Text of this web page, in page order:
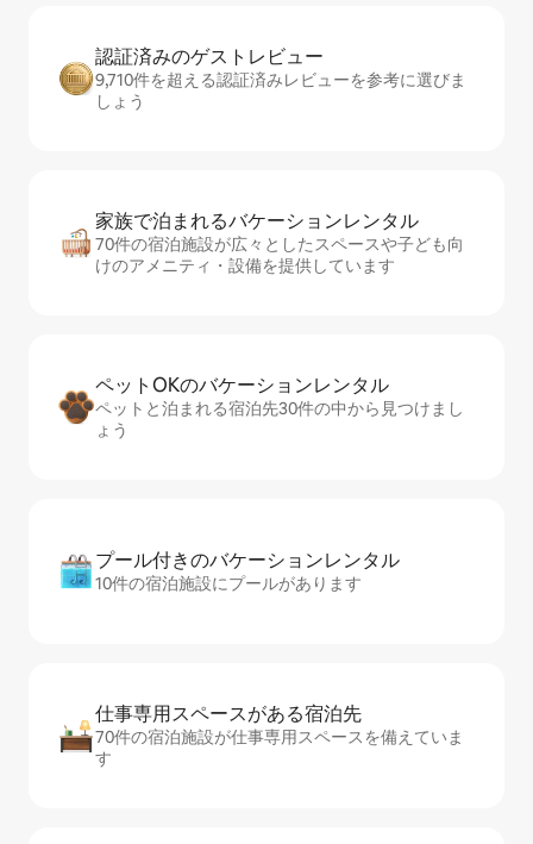
認証済みのゲ⁠ス⁠ト⁠レ⁠ビ⁠ュ⁠ー
9,710件を超える認証済みレビューを参考に選びま
しょう
家族で泊まれるバ⁠ケ⁠ー⁠シ⁠ョ⁠ンレ⁠ン⁠タ⁠ル
70件の宿泊施設が広々としたスペースや子ども向
けのアメニティ・設備を提供しています
ペットOKのバ⁠ケ⁠ー⁠シ⁠ョ⁠ンレ⁠ン⁠タ⁠ル
ペットと泊まれる宿泊先30件の中から見つけまし
ょう
プール付きのバ⁠ケ⁠ー⁠シ⁠ョ⁠ンレ⁠ン⁠タ⁠ル
10件の宿泊施設にプールがあります
仕事専用ス⁠ペ⁠ー⁠スがあ⁠る宿⁠泊⁠先
70件の宿泊施設が仕事専用スペースを備えていま
す